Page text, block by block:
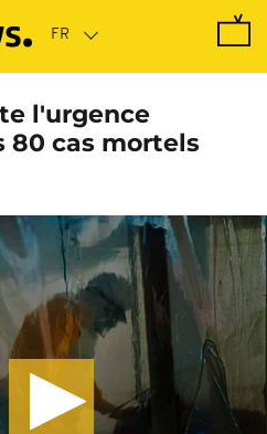
l'urgence
80 cas mortels